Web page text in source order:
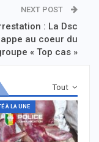
NEXT POST
: La Dsc
au coeur du
« Top cas »
Tout
À LA UNE